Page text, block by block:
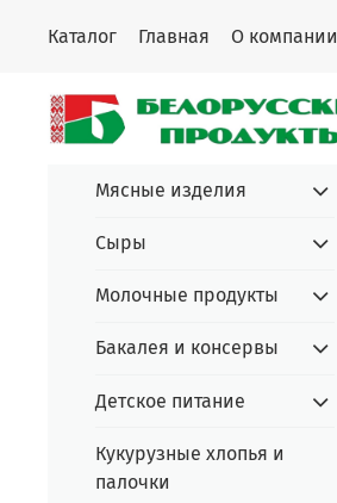
Каталог Главная О компании
Мясные изделия
Сыры
Молочные продукты
Бакалея и консервы
Детское питание
Кукурузные хлопья и
палочки